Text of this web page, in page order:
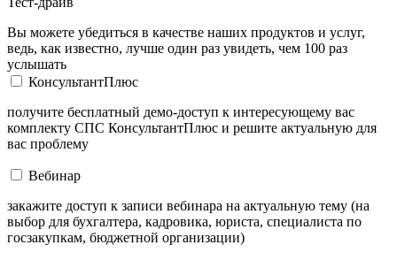
Вы можете убедиться в качестве наших продуктов и услуг,
ведь, как известно, лучше один раз увидеть, чем 100 раз
услышать
КонсультантПлюс
получите бесплатный демо-доступ к интересующему вас
комплекту СПС КонсультантПлюс и решите актуальную для
вас проблему
Вебинар
закажите доступ к записи вебинара на актуальную тему (на
выбор для бухгалтера, кадровика, юриста, специалиста по
госзакупкам, бюджетной организации)